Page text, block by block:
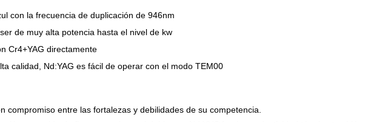
con la frecuencia de duplicación de 946nm
de muy alta potencia hasta el nivel de kw
Cr4+YAG directamente
calidad, Nd:YAG es fácil de operar con el modo TEM00
compromiso entre las fortalezas y debilidades de su competencia.